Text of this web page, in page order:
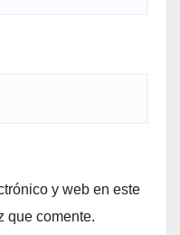
y web en este
que comente.